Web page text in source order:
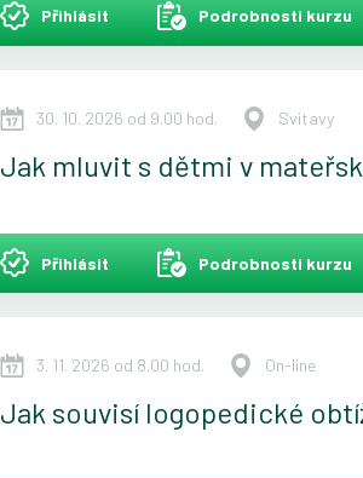
Přihlásit Podrobnosti kurzu
30. 10. 2026 od 9.00 hod. Svitavy
Jak mluvit s dětmi v
Přihlásit Podrobnosti kurzu
3. 11. 2026 od 8.00 hod. On-line
Jak souvisí logopedické